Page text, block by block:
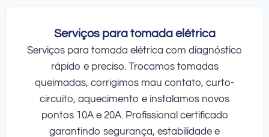
Serviços para tomada elétrica
Serviços para tomada elétrica com diagnóstico
rápido e preciso. Trocamos tomadas
queimadas, corrigimos mau contato, curto-
circuito, aquecimento e instalamos novos
pontos 10A e 20A. Profissional certificado
garantindo segurança, estabilidade e